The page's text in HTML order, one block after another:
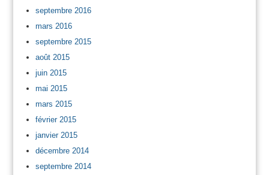
septembre 2016
mars 2016
septembre 2015
août 2015
juin 2015
mai 2015
mars 2015
février 2015
janvier 2015
décembre 2014
septembre 2014